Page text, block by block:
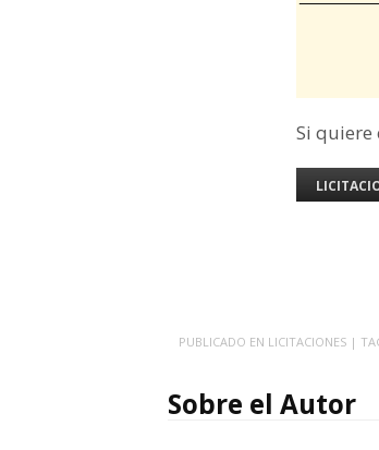
Si quiere
PUBLICADO EN LICITACIONES |
Sobre el Autor